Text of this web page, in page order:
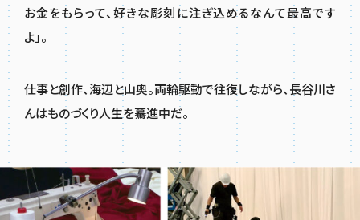
お金をもらって、好きな彫刻に注ぎ込めるなんて最高です
よ」。
仕事と創作、海辺と山奥。両輪駆動で往復しながら、長谷川さ
んはものづくり人生を驀進中だ。